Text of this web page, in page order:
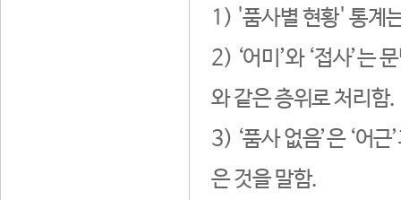
1) '품사별 현황' 통계
2) ‘어미’와 ‘접사’는
와 같은 층위로 처리함.
3) ‘품사 없음’은 ‘어
은 것을 말함.